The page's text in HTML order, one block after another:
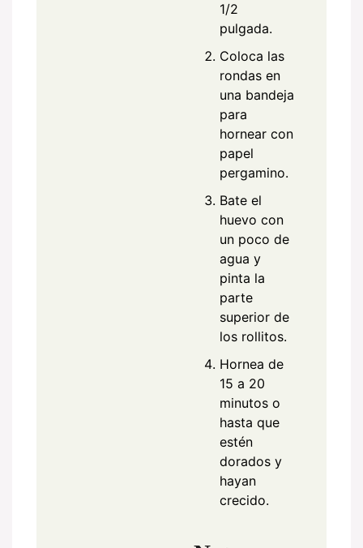
1/2
pulgada.
Coloca las
rondas en
una bandeja
para
hornear con
papel
pergamino.
Bate el
huevo con
un poco de
agua y
pinta la
parte
superior de
los rollitos.
Hornea de
15 a 20
minutos o
hasta que
estén
dorados y
hayan
crecido.